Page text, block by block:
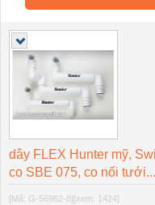
dây FLEX Hunter mỹ,
co SBE 075, co nối tưới...
[Mã: G-56962-8][xem: 1424]